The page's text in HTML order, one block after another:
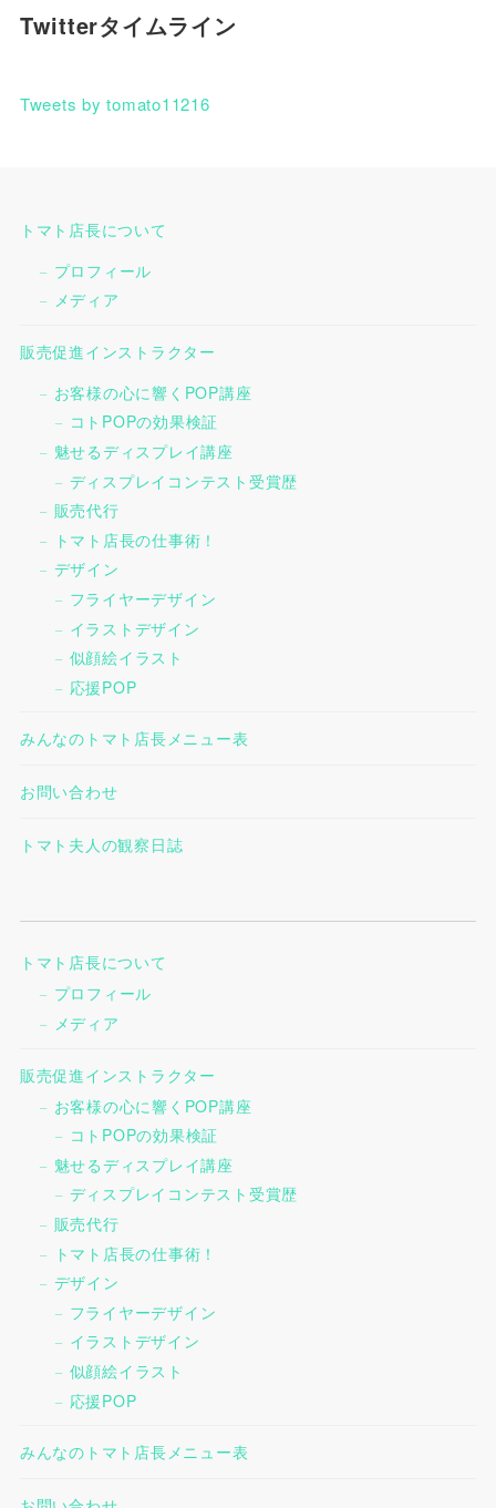
Twitterタイムライン
Tweets by tomato11216
トマト店長について
プロフィール
メディア
販売促進インストラクター
お客様の心に響くPOP講座
コトPOPの効果検証
魅せるディスプレイ講座
ディスプレイコンテスト受賞歴
販売代行
トマト店長の仕事術！
デザイン
フライヤーデザイン
イラストデザイン
似顔絵イラスト
応援POP
みんなのトマト店長メニュー表
お問い合わせ
トマト夫人の観察日誌
トマト店長について
プロフィール
メディア
販売促進インストラクター
お客様の心に響くPOP講座
コトPOPの効果検証
魅せるディスプレイ講座
ディスプレイコンテスト受賞歴
販売代行
トマト店長の仕事術！
デザイン
フライヤーデザイン
イラストデザイン
似顔絵イラスト
応援POP
みんなのトマト店長メニュー表